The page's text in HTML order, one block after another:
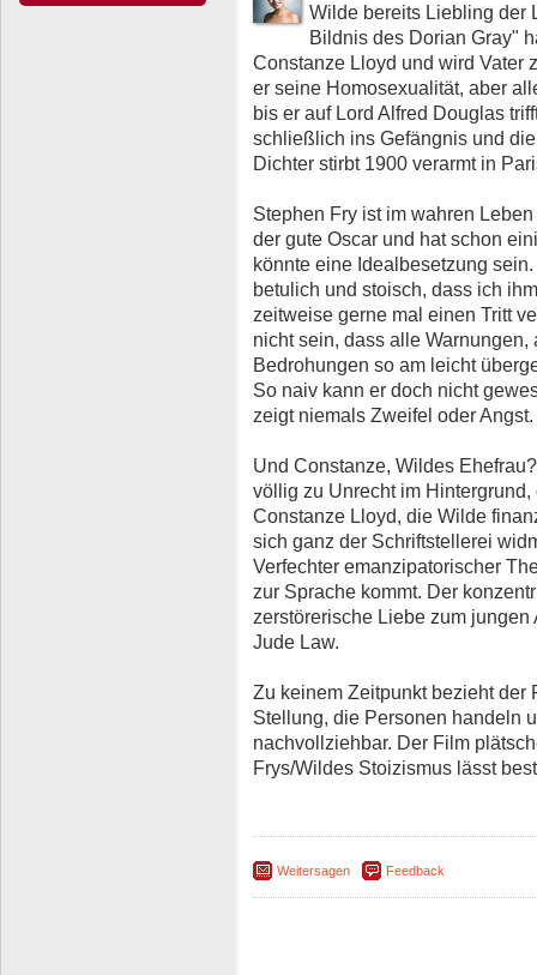
Wilde bereits Liebling der
Bildnis des Dorian Gray"
Constanze Lloyd und wird Vater
er seine Homosexualität, aber
bis er auf Lord Alfred Douglas
schließlich ins Gefängnis und
Dichter stirbt 1900 verarmt in
Stephen Fry ist im wahren
der gute Oscar und hat schon
könnte eine Idealbesetzung
betulich und stoisch, dass ich
zeitweise gerne mal einen Tritt
nicht sein, dass alle
Bedrohungen so am leicht
So naiv kann er doch nicht
zeigt niemals Zweifel oder Angst.
Und Constanze, Wildes
völlig zu Unrecht im
Constanze Lloyd, die Wilde
sich ganz der Schriftstellerei
Verfechter emanzipatorischer
zur Sprache kommt. Der
zerstörerische Liebe zum
Jude Law.
Zu keinem Zeitpunkt bezieht der
Stellung, die Personen handeln
nachvollziehbar. Der Film
Frys/Wildes Stoizismus lässt
Weitersagen Feedback